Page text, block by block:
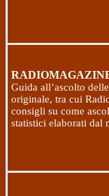
Guida all’ascolto
originale, tra cui
consigli su come
statistici elaborati dal